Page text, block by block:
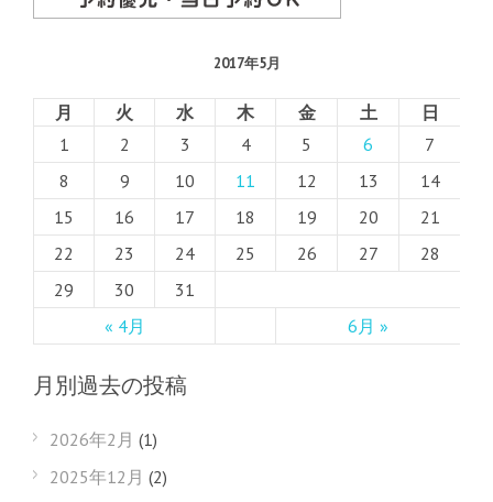
2017年5月
月 火 水 木 金 土 日
« 4月 6月 »
1 2 3 4 5 6
7
8
9 10 11 12 13
14
15
16 17 18 19 20
21
22
23 24 25 26 27
28
29
30 31
月別過去の投稿
2026年2月 (1)
2025年12月 (2)